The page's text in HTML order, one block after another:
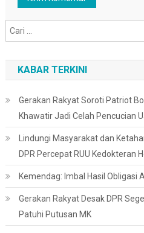
KABAR TERKINI
Gerakan Rakyat Soroti Patriot
Khawatir Jadi Celah Pencucian
Lindungi Masyarakat dan
DPR Percepat RUU Kedokteran
Kemendag: Imbal Hasil Obligasi
Gerakan Rakyat Desak DPR
Patuhi Putusan MK